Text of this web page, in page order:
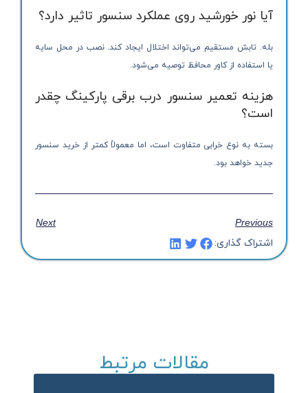
آیا نور خورشید روی عملکرد سنسور تاثیر دارد؟
بله. تابش مستقیم می‌تواند اختلال ایجاد کند. نصب در محل سایه
یا استفاده از کاور محافظ توصیه می‌شود.
هزینه تعمیر سنسور درب برقی پارکینگ چقدر
است؟
بسته به نوع خرابی متفاوت است، اما معمولاً کمتر از خرید سنسور
جدید خواهد بود.
Previous
Next
اشتراک گذاری:
مقالات مرتبط